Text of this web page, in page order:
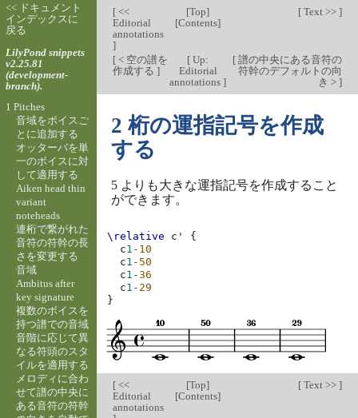
[<<
Editorial
annotations
]
[Top]
[Contents]
[Text >> ]
[< 空の譜を
作成する ]
[ Up:
Editorial
annotations]
[譜の中央にある音符の
符幹のデフォルトの向
き > ]
2 桁の運指記号を作成
する
5 よりも大きな運指記号を作成すること
ができます。
\relative c'
{
c1 -10
c1 -50
c1 -36
c1 -29
}
[<<
Editorial
annotations
[Top]
[Contents]
[Text >> ]
<< ドキュメント
インデックスに
戻る
LilyPond snippets
v2.25.81
(development-
branch).
1 Pitches
音域をボイスご
とに追加する
オッターバを単
一のボイスに対
して適用する
Aiken head thin
variant
noteheads
連桁で繋がれた
音符の符幹の長
さを変更する
音域
Ambitus after
key signature
複数のボイスを
持つ譜での音域
音階に応じて異
なる符頭のスタ
イルを適用する
メロディに合わ
せて譜の中央に
ある音符の符幹